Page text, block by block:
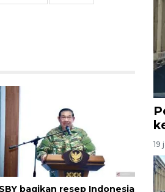
SBY bagikan resep Indonesia
19